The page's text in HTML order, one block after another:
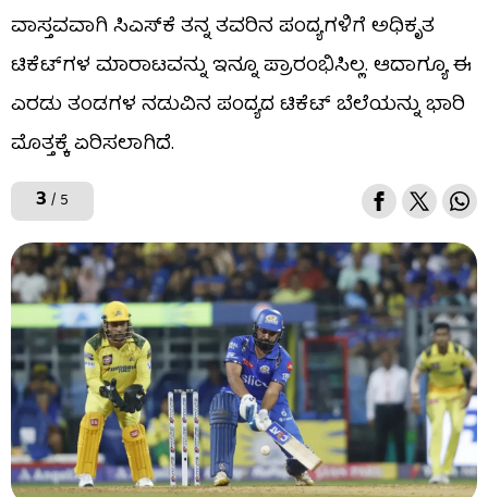
ವಾಸ್ತವವಾಗಿ ಸಿಎಸ್‌ಕೆ ತನ್ನ ತವರಿನ ಪಂದ್ಯಗಳಿಗೆ ಅಧಿಕೃತ
ಟಿಕೆಟ್‌ಗಳ ಮಾರಾಟವನ್ನು ಇನ್ನೂ ಪ್ರಾರಂಭಿಸಿಲ್ಲ. ಆದಾಗ್ಯೂ ಈ
ಎರಡು ತಂಡಗಳ ನಡುವಿನ ಪಂದ್ಯದ ಟಿಕೆಟ್ ಬೆಲೆಯನ್ನು ಭಾರಿ
ಮೊತ್ತಕ್ಕೆ ಏರಿಸಲಾಗಿದೆ.
3 / 5